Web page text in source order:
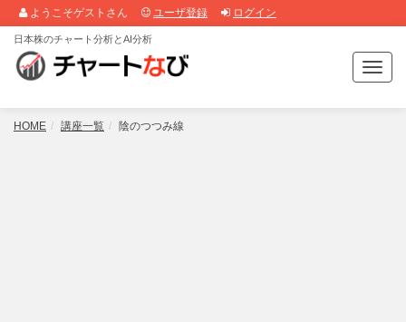
ようこそゲストさん ユーザ登録 ログイン
T
o
g
日本株のチャート分析とAI分析
HOME 講座一覧 陰のつつみ線